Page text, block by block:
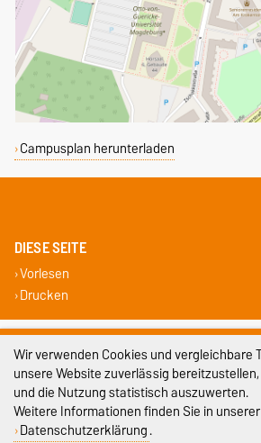
Campusplan herunterladen
DIESE SEITE
Vorlesen
Drucken
Impressum
Datenschutz
Barrierefreiheit
Wir verwenden Cookies und vergleichbare
unsere Website zuverlässig
und die Nutzung statistisch auszuwerten.
Weitere Informationen finden Sie in unserer
Datenschutzerklärung.